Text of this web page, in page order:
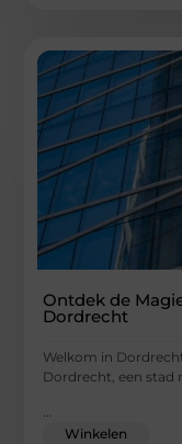
Ontdek de
Dordrecht
Welkom in
Dordrecht, een stad
...
Winkelen